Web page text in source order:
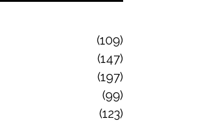
109
147
197
99
123